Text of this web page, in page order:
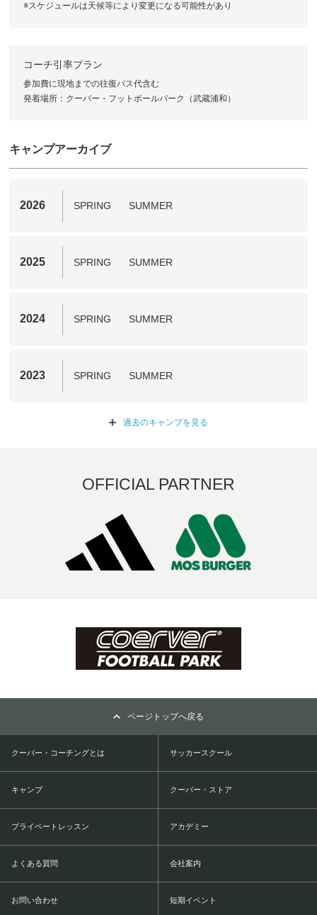
※スケジュールは天候等により変更になる可能性があり
コーチ引率プラン
参加費に現地までの往復バス代含む
発着場所：クーバー・フットボールパーク（武蔵浦和）
キャンプアーカイブ
2026 SPRING SUMMER
2025 SPRING SUMMER
2024 SPRING SUMMER
2023 SPRING SUMMER
過去のキャンプを 見る
OFFICIAL PARTNER
ページトップへ戻る
クーバー・コーチングとは サッカースクール
キャンプ クーバー・ストア
プライベートレッスン アカデミー
よくある質問 会社案内
お問い合わせ 短期イベント